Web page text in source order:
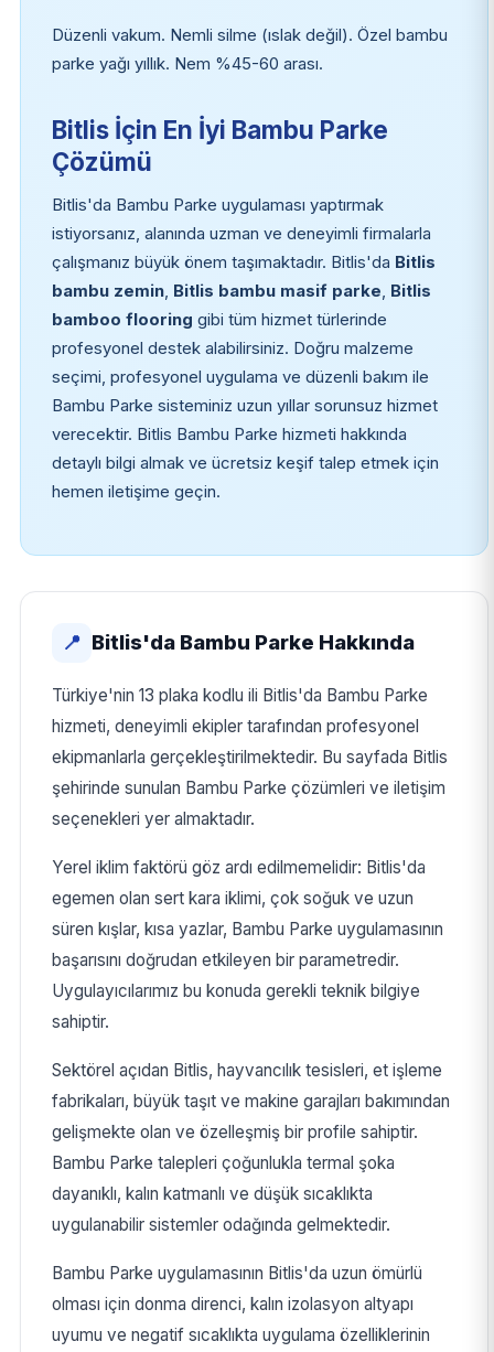
Düzenli vakum. Nemli silme (ıslak değil). Özel bambu
parke yağı yıllık. Nem %45-60 arası.
Bitlis İçin En İyi Bambu Parke
Çözümü
Bitlis'da Bambu Parke uygulaması yaptırmak
istiyorsanız, alanında uzman ve deneyimli firmalarla
çalışmanız büyük önem taşımaktadır. Bitlis'da Bitlis
bambu zemin, Bitlis bambu masif parke, Bitlis
bamboo flooring gibi tüm hizmet türlerinde
profesyonel destek alabilirsiniz. Doğru malzeme
seçimi, profesyonel uygulama ve düzenli bakım ile
Bambu Parke sisteminiz uzun yıllar sorunsuz hizmet
verecektir. Bitlis Bambu Parke hizmeti hakkında
detaylı bilgi almak ve ücretsiz keşif talep etmek için
hemen iletişime geçin.
📍 Bitlis'da Bambu Parke Hakkında
Türkiye'nin 13 plaka kodlu ili Bitlis'da Bambu Parke
hizmeti, deneyimli ekipler tarafından profesyonel
ekipmanlarla gerçekleştirilmektedir. Bu sayfada Bitlis
şehirinde sunulan Bambu Parke çözümleri ve iletişim
seçenekleri yer almaktadır.
Yerel iklim faktörü göz ardı edilmemelidir: Bitlis'da
egemen olan sert kara iklimi, çok soğuk ve uzun
süren kışlar, kısa yazlar, Bambu Parke uygulamasının
başarısını doğrudan etkileyen bir parametredir.
Uygulayıcılarımız bu konuda gerekli teknik bilgiye
sahiptir.
Sektörel açıdan Bitlis, hayvancılık tesisleri, et işleme
fabrikaları, büyük taşıt ve makine garajları bakımından
gelişmekte olan ve özelleşmiş bir profile sahiptir.
Bambu Parke talepleri çoğunlukla termal şoka
dayanıklı, kalın katmanlı ve düşük sıcaklıkta
uygulanabilir sistemler odağında gelmektedir.
Bambu Parke uygulamasının Bitlis'da uzun ömürlü
olması için donma direnci, kalın izolasyon altyapı
uyumu ve negatif sıcaklıkta uygulama özelliklerinin